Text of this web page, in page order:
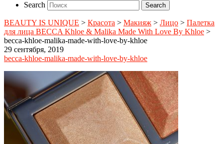
Search
BEAUTY IS UNIQUE > Красота > Макияж > Лицо > Палетка
для лица BECCA Khloe & Malika Made With Love By Khloe >
becca-khloe-malika-made-with-love-by-khloe
29 сентября, 2019
becca-khloe-malika-made-with-love-by-khloe